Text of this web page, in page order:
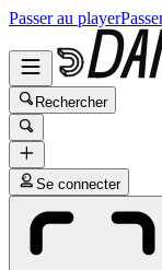
Passer au player
Rechercher
Se connecter